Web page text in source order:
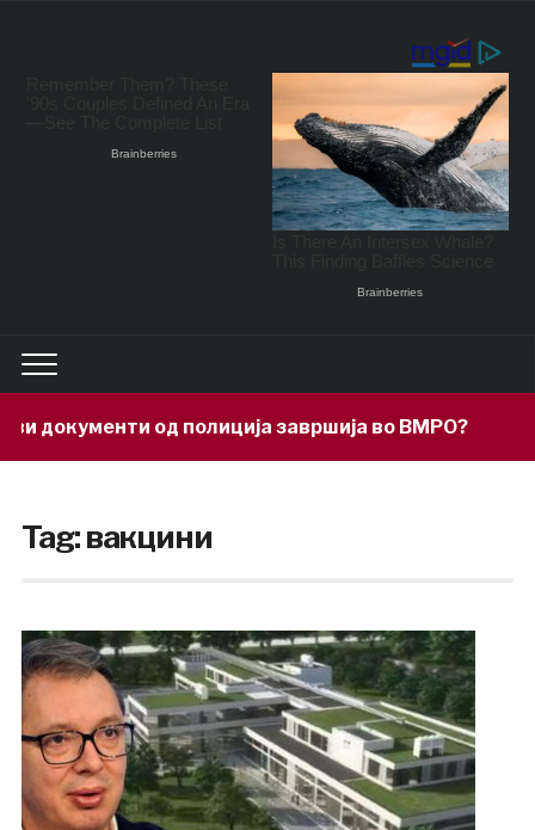
од полиција завршија во ВМРО? 2 hours
Tag:вакцини